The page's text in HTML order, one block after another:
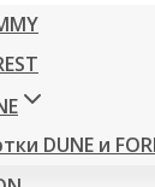
DUNE и